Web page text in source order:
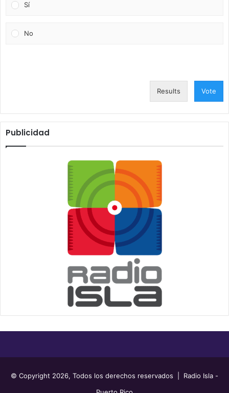
Sí
No
Results Vote
Publicidad
© Copyright 2026, Todos los derechos reservados | Radio Isla -